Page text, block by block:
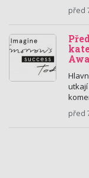
před
utkají
před